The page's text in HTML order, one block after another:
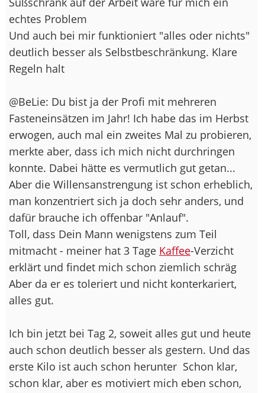
echtes Problem
Und auch bei mir funktioniert "alles oder nichts"
deutlich besser als Selbstbeschränkung. Klare
Regeln halt
@BeLie: Du bist ja der Profi mit mehreren
Fasteneinsätzen im Jahr! Ich habe das im Herbst
erwogen, auch mal ein zweites Mal zu probieren,
merkte aber, dass ich mich nicht durchringen
konnte. Dabei hätte es vermutlich gut getan...
Aber die Willensanstrengung ist schon erheblich,
man konzentriert sich ja doch sehr anders, und
dafür brauche ich offenbar "Anlauf".
Toll, dass Dein Mann wenigstens zum Teil
mitmacht - meiner hat 3 Tage Kaffee-Verzicht
erklärt und findet mich schon ziemlich schräg
Aber da er es toleriert und nicht konterkariert,
alles gut.
Ich bin jetzt bei Tag 2, soweit alles gut und heute
auch schon deutlich besser als gestern. Und das
erste Kilo ist auch schon herunter Schon klar,
schon klar, aber es motiviert mich eben schon,